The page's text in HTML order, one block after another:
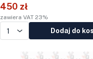
450 zł
zawiera VAT 23%
Dodaj do